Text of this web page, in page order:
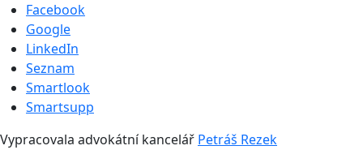
Facebook
Google
LinkedIn
Seznam
Smartlook
Smartsupp
Vypracovala advokátní kancelář Petráš Rezek